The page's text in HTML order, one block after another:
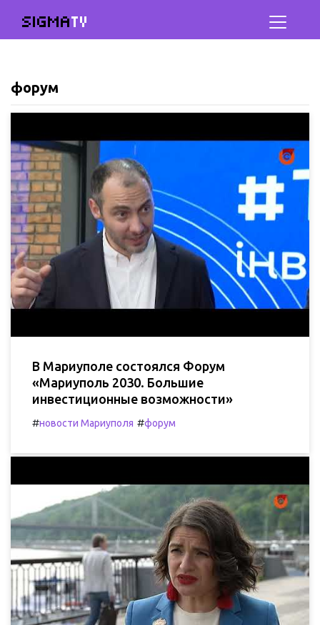
SIGMATV
форум
В Мариуполе состоялся Форум
«Мариуполь 2030. Большие
инвестиционные возможности»
#новости Мариуполя #форум